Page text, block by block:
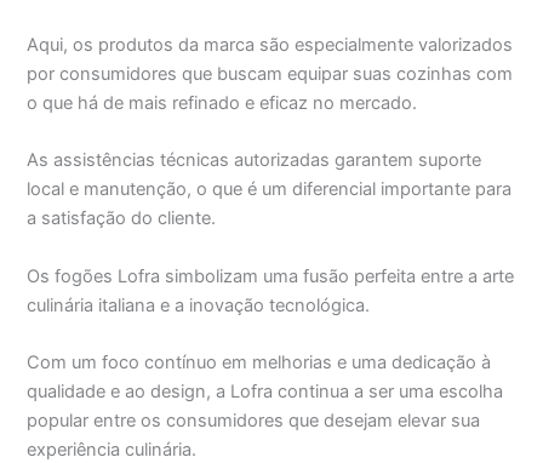
Aqui, os produtos da marca são especialmente valorizados
por consumidores que buscam equipar suas cozinhas com
o que há de mais refinado e eficaz no mercado.
As assistências técnicas autorizadas garantem suporte
local e manutenção, o que é um diferencial importante para
a satisfação do cliente.
Os fogões Lofra simbolizam uma fusão perfeita entre a arte
culinária italiana e a inovação tecnológica.
Com um foco contínuo em melhorias e uma dedicação à
qualidade e ao design, a Lofra continua a ser uma escolha
popular entre os consumidores que desejam elevar sua
experiência culinária.